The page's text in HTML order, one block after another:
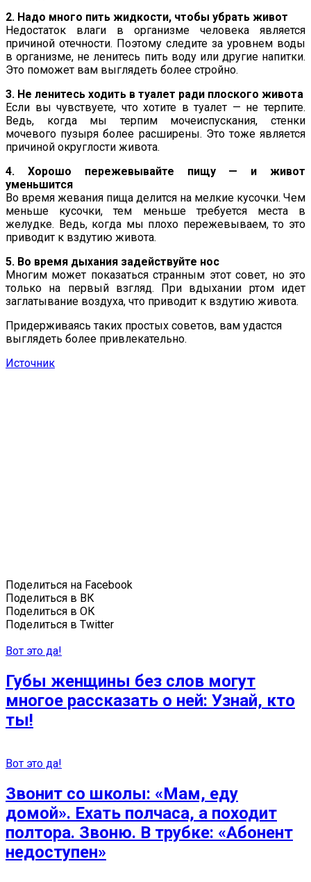
2. Надо много пить жидкости, чтобы убрать живот
Недостаток влаги в организме человека является
причиной отечности. Поэтому следите за уровнем воды
в организме, не ленитесь пить воду или другие напитки.
Это поможет вам выглядеть более стройно.
3. Не ленитесь ходить в туалет ради плоского живота
Если вы чувствуете, что хотите в туалет — не терпите.
Ведь, когда мы терпим мочеиспускания, стенки
мочевого пузыря более расширены. Это тоже является
причиной округлости живота.
4. Хорошо пережевывайте пищу — и живот
уменьшится
Во время жевания пища делится на мелкие кусочки. Чем
меньше кусочки, тем меньше требуется места в
желудке. Ведь, когда мы плохо пережевываем, то это
приводит к вздутию живота.
5. Во время дыхания задействуйте нос
Многим может показаться странным этот совет, но это
только на первый взгляд. При вдыхании ртом идет
заглатывание воздуха, что приводит к вздутию живота.
Придерживаясь таких простых советов, вам удастся
выглядеть более привлекательно.
Источник
Поделиться на Facebook
Поделиться в ВК
Поделиться в ОК
Поделиться в Twitter
Вот это да!
Губы женщины без слов могут
многое рассказать о ней: Узнай, кто
ты!
Вот это да!
Звонит со школы: «Мам, еду
домой». Ехать полчаса, а походит
полтора. Звоню. В трубке: «Абонент
недоступен»